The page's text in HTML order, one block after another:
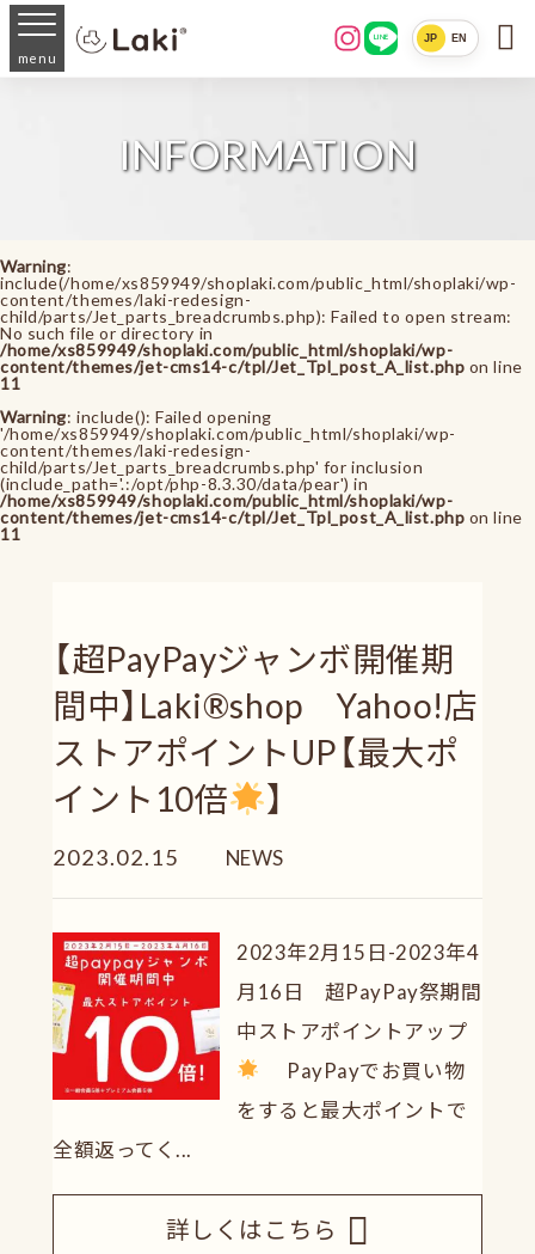
menu
LINE JP EN 
INFORMATION
Warning:
include(/home/xs859949/shoplaki.com/public_html/shoplaki/wp-
content/themes/laki-redesign-
child/parts/Jet_parts_breadcrumbs.php): Failed to open stream:
No such file or directory in
/home/xs859949/shoplaki.com/public_html/shoplaki/wp-
content/themes/jet-cms14-c/tpl/Jet_Tpl_post_A_list.php on line
11
Warning: include(): Failed opening
'/home/xs859949/shoplaki.com/public_html/shoplaki/wp-
content/themes/laki-redesign-
child/parts/Jet_parts_breadcrumbs.php' for inclusion
(include_path='.:/opt/php-8.3.30/data/pear') in
/home/xs859949/shoplaki.com/public_html/shoplaki/wp-
content/themes/jet-cms14-c/tpl/Jet_Tpl_post_A_list.php on line
11
【超PayPayジャンボ開催期
間中】Laki®shop Yahoo!店
ストアポイントUP【最大ポ
イント10倍
】
2023.02.15 NEWS
2023年2月15日-2023年4
月16日 超PayPay祭期間
中ストアポイントアップ
PayPayでお買い物
をすると最大ポイントで
全額返ってく...
詳しくはこちら